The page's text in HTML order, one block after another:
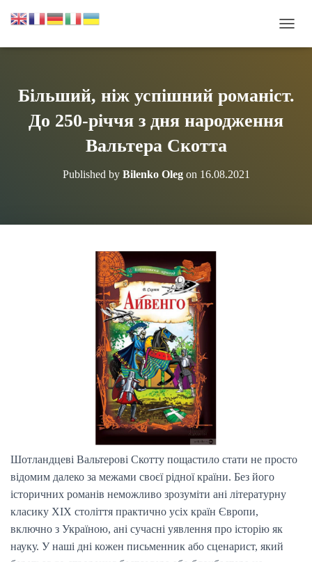
Е
К
Більший, ніж успішний романіст.
До 250-річчя з дня народження
Вальтера Скотта
Published by Bilenko Olegon 16.08.2021
Шотландцеві Вальтерові Скотту пощастило стати не просто
відомим далеко за межами своєї рідної країни. Без його
історичних романів неможливо зрозуміти ані літературну
класику ХІХ століття практично усіх країн Європи,
включно з Україною, ані сучасні уявлення про історію як
науку. У наші дні кожен письменник або сценарист, який